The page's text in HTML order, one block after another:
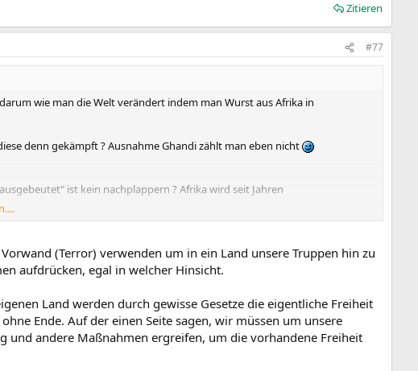
Zitieren
#77
wie man die Welt verändert indem man Wurst aus Afrika in
denn gekämpft ? Ausnahme Ghandi zählt man eben nicht
ist kein nachplappern ? Afrika wird seit Jahren
einmischen die einem garnichts angehen ? Wenn morgen in Rußland der
der nach deiner Auffassung das Recht nein eigentlich ja die Pflicht und zu
Art etwas positiv beeinflussen oder gar die Identität eines
(Terror) verwenden um in ein Land unsere Truppen hin zu
aufdrücken, egal in welcher Hinsicht.
Land werden durch gewisse Gesetze die eigentliche Freiheit
Ende. Auf der einen Seite sagen, wir müssen um unsere
und andere Maßnahmen ergreifen, um die vorhandene Freiheit